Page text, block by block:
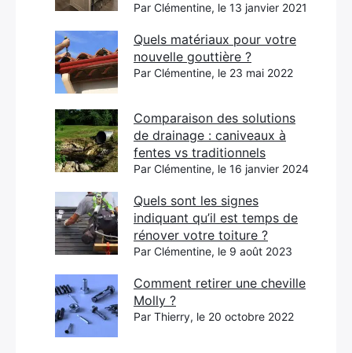
Par Clémentine, le 13 janvier 2021
Quels matériaux pour votre
nouvelle gouttière ?
Par Clémentine, le 23 mai 2022
Comparaison des solutions
de drainage : caniveaux à
fentes vs traditionnels
Par Clémentine, le 16 janvier 2024
Quels sont les signes
indiquant qu’il est temps de
rénover votre toiture ?
Par Clémentine, le 9 août 2023
Comment retirer une cheville
Molly ?
Par Thierry, le 20 octobre 2022